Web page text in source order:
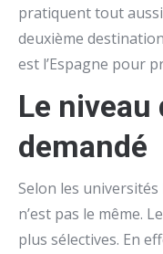
pratiquent tout aussi
deuxième
est l’Espagne pour
Le niveau
demandé
Selon les universités
n’est pas le même.
plus sélectives. En